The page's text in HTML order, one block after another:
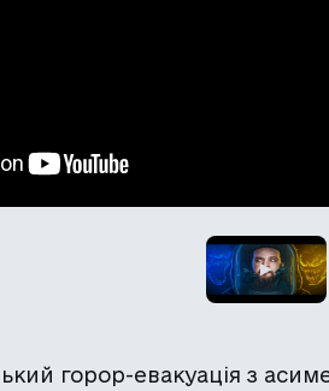
горор-евакуація з